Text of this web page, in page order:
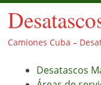
Camiones Cuba –
Menú
Saltar Desatascos